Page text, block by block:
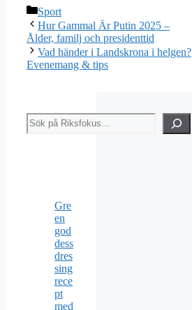
Kategorier
Sport
Hur Gammal Är Putin 2025 –
Ålder, familj och presidenttid
Vad händer i Landskrona i helgen?
Evenemang & tips
Sök
Gre
en
god
dess
dres
sing
rece
pt
med